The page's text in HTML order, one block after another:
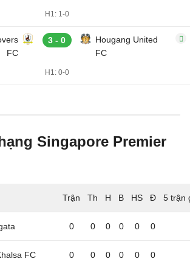
H1: 1-0
FC
3 - 0
Hougang United
FC
H1: 0-0
Singapore Premier
5 trận
0 0 0 0 0 0
FC 0 0 0 0 0 0